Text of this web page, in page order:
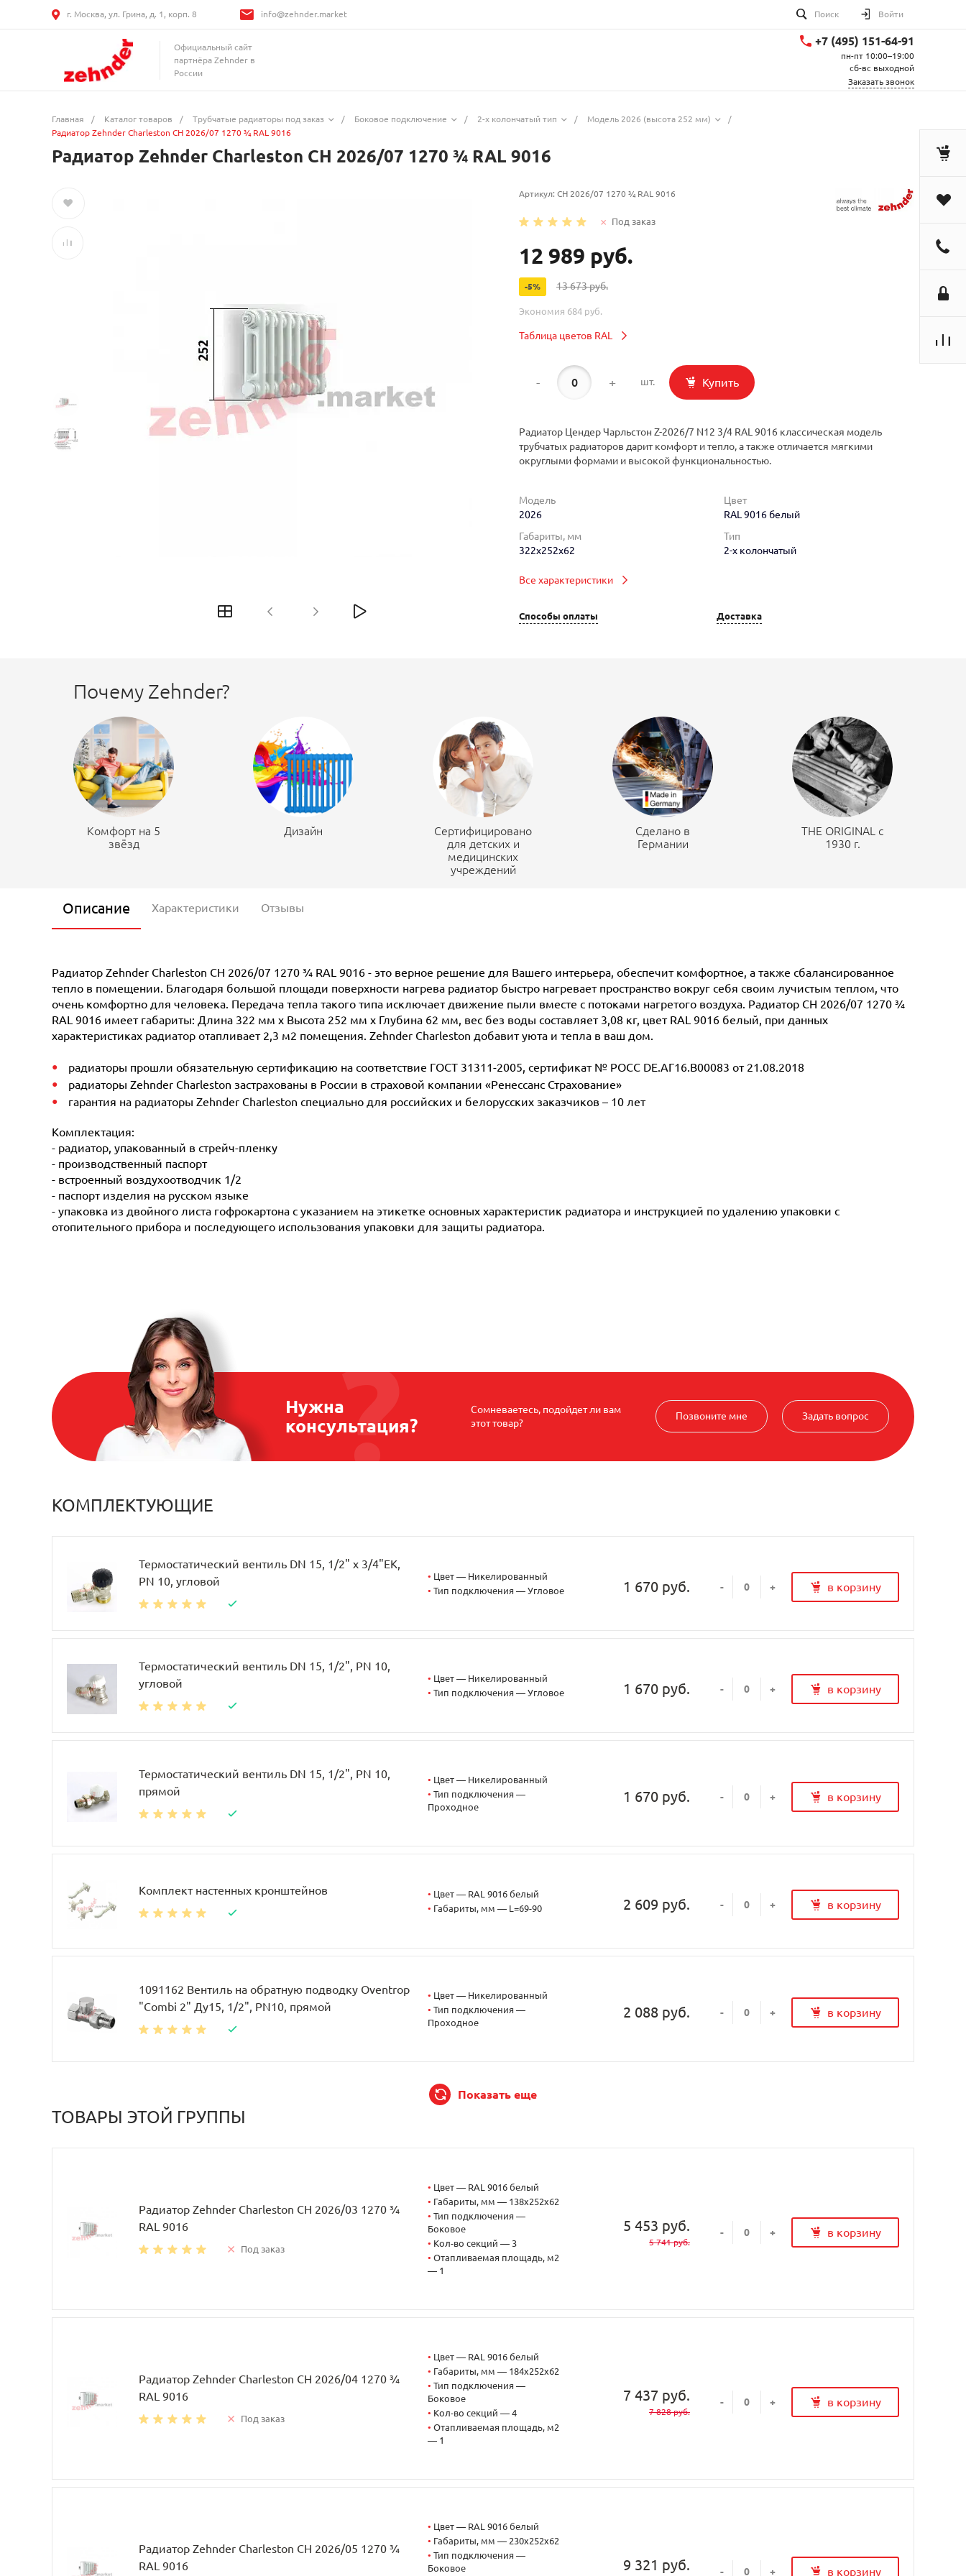
г. Москва, ул. Грина, д. 1, корп. 8 info@zehnder.market Поиск Войти
Официальный сайт
партнёра Zehnder в
России
+7 (495) 151-64-91
пн-пт 10:00–19:00
сб-вс выходной
Заказать звонок
Главная / Каталог товаров / Трубчатые радиаторы под заказ / Боковое подключение / 2-х колончатый тип / Модель 2026 (высота 252 мм)
/
Радиатор Zehnder Charleston CH 2026/07 1270 ¾ RAL 9016
Радиатор Zehnder Charleston CH 2026/07 1270 ¾ RAL 9016
Артикул: CH 2026/07 1270 ¾ RAL 9016
Под заказ
12 989 руб.
-5% 13 673 руб.
Экономия 684 руб.
Таблица цветов RAL
- + шт. Купить
Радиатор Цендер Чарльстон Z-2026/7 N12 3/4 RAL 9016 классическая модель
трубчатых радиаторов дарит комфорт и тепло, а также отличается мягкими
округлыми формами и высокой функциональностью.
Модель
2026
Цвет
RAL 9016 белый
Габариты, мм
322x252x62
Тип
2-х колончатый
Все характеристики
Способы оплаты Доставка
Почему Zehnder?
Комфорт на 5
звёзд
Дизайн
Сертифицировано
для детских и
медицинских
учреждений
Сделано в
Германии
THE ORIGINAL c
1930 г.
Описание Характеристики Отзывы
Радиатор Zehnder Charleston CH 2026/07 1270 ¾ RAL 9016 - это верное решение для Вашего интерьера, обеспечит комфортное, а также сбалансированное
тепло в помещении. Благодаря большой площади поверхности нагрева радиатор быстро нагревает пространство вокруг себя своим лучистым теплом, что
очень комфортно для человека. Передача тепла такого типа исключает движение пыли вместе с потоками нагретого воздуха. Радиатор CH 2026/07 1270 ¾
RAL 9016 имеет габариты: Длина 322 мм х Высота 252 мм х Глубина 62 мм, вес без воды составляет 3,08 кг, цвет RAL 9016 белый, при данных
характеристиках радиатор отапливает 2,3 м2 помещения. Zehnder Charleston добавит уюта и тепла в ваш дом.
радиаторы прошли обязательную сертификацию на соответствие ГОСТ 31311-2005, сертификат № POCC DE.АГ16.В00083 от 21.08.2018
радиаторы Zehnder Charleston застрахованы в России в страховой компании «Ренессанс Страхование»
гарантия на радиаторы Zehnder Charleston специально для российских и белорусских заказчиков – 10 лет
Комплектация:
- радиатор, упакованный в стрейч-пленку
- производственный паспорт
- встроенный воздухоотводчик 1/2
- паспорт изделия на русском языке
- упаковка из двойного листа гофрокартона с указанием на этикетке основных характеристик радиатора и инструкцией по удалению упаковки с
отопительного прибора и последующего использования упаковки для защиты радиатора.
Нужна
консультация?
Сомневаетесь, подойдет ли вам
этот товар?
Позвоните мне Задать вопрос
КОМПЛЕКТУЮЩИЕ
Термостатический вентиль DN 15, 1/2" х 3/4"EK,
PN 10, угловой
• Цвет — Никелированный
• Тип подключения — Угловое 1 670 руб. - + в корзину
Термостатический вентиль DN 15, 1/2", PN 10,
угловой
• Цвет — Никелированный
• Тип подключения — Угловое 1 670 руб. - + в корзину
Термостатический вентиль DN 15, 1/2", PN 10,
прямой
• Цвет — Никелированный
• Тип подключения —
Проходное
1 670 руб. - + в корзину
Комплект настенных кронштейнов • Цвет — RAL 9016 белый
• Габариты, мм — L=69-90 2 609 руб. - + в корзину
1091162 Вентиль на обратную подводку Oventrop
"Combi 2" Ду15, 1/2", PN10, прямой
• Цвет — Никелированный
• Тип подключения —
Проходное
2 088 руб. - + в корзину
Показать еще
ТОВАРЫ ЭТОЙ ГРУППЫ
Радиатор Zehnder Charleston CH 2026/03 1270 ¾
RAL 9016
Под заказ
• Цвет — RAL 9016 белый
• Габариты, мм — 138x252x62
• Тип подключения —
Боковое
• Кол-во секций — 3
• Отапливаемая площадь, м2
— 1
5 453 руб.
5 741 руб.
- + в корзину
Радиатор Zehnder Charleston CH 2026/04 1270 ¾
RAL 9016
Под заказ
• Цвет — RAL 9016 белый
• Габариты, мм — 184x252x62
• Тип подключения —
Боковое
• Кол-во секций — 4
• Отапливаемая площадь, м2
— 1
7 437 руб.
7 828 руб.
- + в корзину
Радиатор Zehnder Charleston CH 2026/05 1270 ¾
RAL 9016
• Цвет — RAL 9016 белый
• Габариты, мм — 230x252x62
• Тип подключения —
Боковое
9 321 руб. - + в корзину